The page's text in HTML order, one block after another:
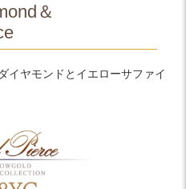
＆
イヤモンドとイエローサファイ